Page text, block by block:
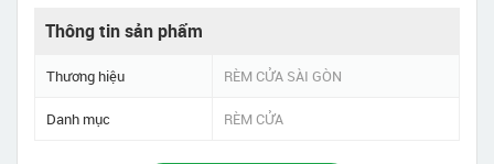
Thông tin sản phẩm
Thương hiệu RÈM CỬA SÀI GÒN
Danh mục RÈM CỬA